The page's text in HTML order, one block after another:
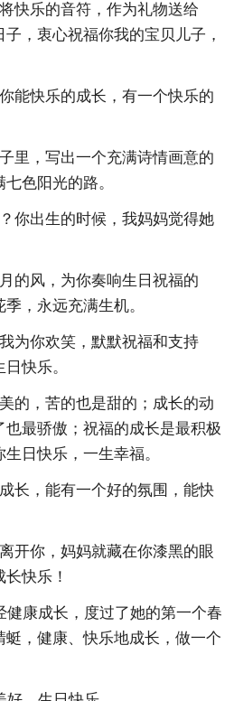
快乐的音符，作为礼物送给
，衷心祝福你我的宝贝儿子，
能快乐的成长，有一个快乐的
里，写出一个充满诗情画意的
色阳光的路。
你出生的时候，我妈妈觉得她
的风，为你奏响生日祝福的
，永远充满生机。
为你欢笑，默默祝福和支持
快乐。
的，苦的也是甜的；成长的动
最骄傲；祝福的成长是最积极
日快乐，一生幸福。
长，能有一个好的氛围，能快
开你，妈妈就藏在你漆黑的眼
快乐！
健康成长，度过了她的第一个春
，健康、快乐地成长，做一个